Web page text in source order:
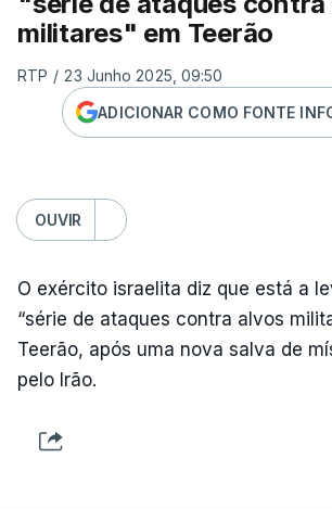
militares" em Teerão
RTP / 23 Junho 2025, 09:50
ADICIONAR COMO FONTE
OUVIR
O exército israelita diz que está a
“série de ataques contra alvos
Teerão, após uma nova salva de
pelo Irão.